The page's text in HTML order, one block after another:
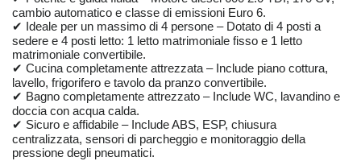
cambio automatico e classe di emissioni Euro 6.
✔ Ideale per un massimo di 4 persone – Dotato di 4 posti a
sedere e 4 posti letto: 1 letto matrimoniale fisso e 1 letto
matrimoniale convertibile.
✔ Cucina completamente attrezzata – Include piano cottura,
lavello, frigorifero e tavolo da pranzo convertibile.
✔ Bagno completamente attrezzato – Include WC, lavandino e
doccia con acqua calda.
✔ Sicuro e affidabile – Include ABS, ESP, chiusura
centralizzata, sensori di parcheggio e monitoraggio della
pressione degli pneumatici.